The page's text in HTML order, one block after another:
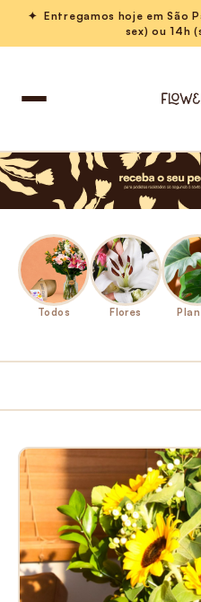
✦ Entregamos hoje em São
sex) ou 14h
Todos Flores